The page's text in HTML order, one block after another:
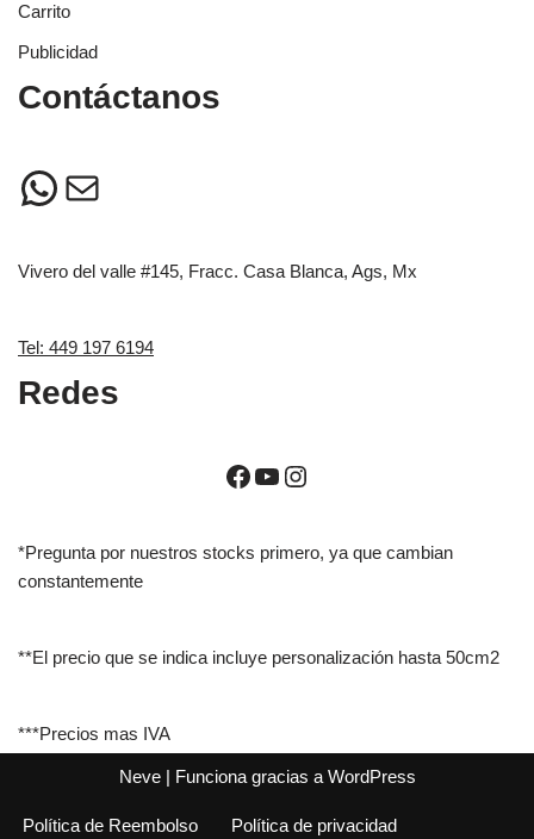
Carrito
Publicidad
Contáctanos
Vivero del valle #145, Fracc. Casa Blanca, Ags, Mx
Tel: 449 197 6194
Redes
*Pregunta por nuestros stocks primero, ya que cambian
constantemente
**El precio que se indica incluye personalización hasta 50cm2
***Precios mas IVA
Neve| Funciona gracias a WordPress
Política de Reembolso Política de privacidad